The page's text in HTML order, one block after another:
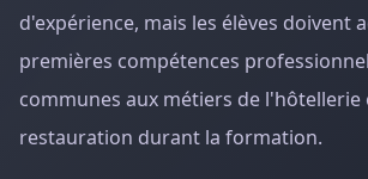
d'expérience, mais les élèves doivent
premières compétences
communes aux métiers de l'hôtellerie
restauration durant la formation.